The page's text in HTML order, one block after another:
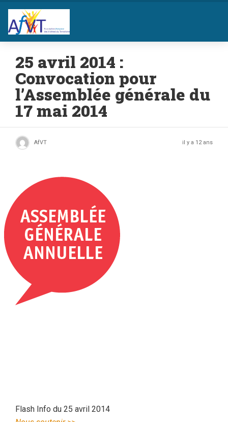
25 avril 2014 :
Convocation pour
l’Assemblée générale du
17 mai 2014
AfVT il y a 12 ans
Flash Info du 25 avril 2014